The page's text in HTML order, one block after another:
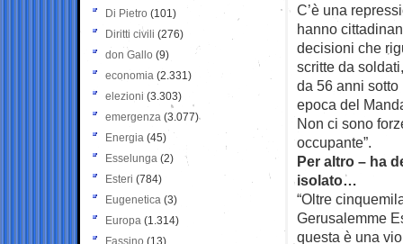
C’è una
hanno
decisioni che
scritte da
da 56 anni
epoca del
Non ci sono
occupante”.
Per altro – ha
isolato…
“Oltre
Gerusalemme
questa è una
Di Pietro (101)
Diritti civili (276)
don Gallo (9)
economia (2.331)
elezioni (3.303)
emergenza (3.077)
Energia (45)
Esselunga (2)
Esteri (784)
Eugenetica (3)
Europa (1.314)
Fassino (13)